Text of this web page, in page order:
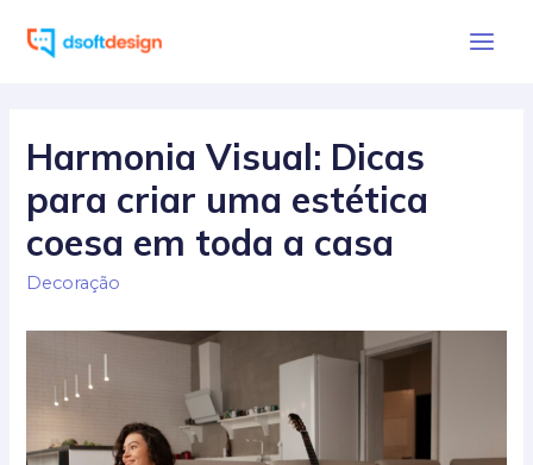
para
Harmonia Visual: Dicas
para criar uma estética
coesa em toda a casa
Decoração